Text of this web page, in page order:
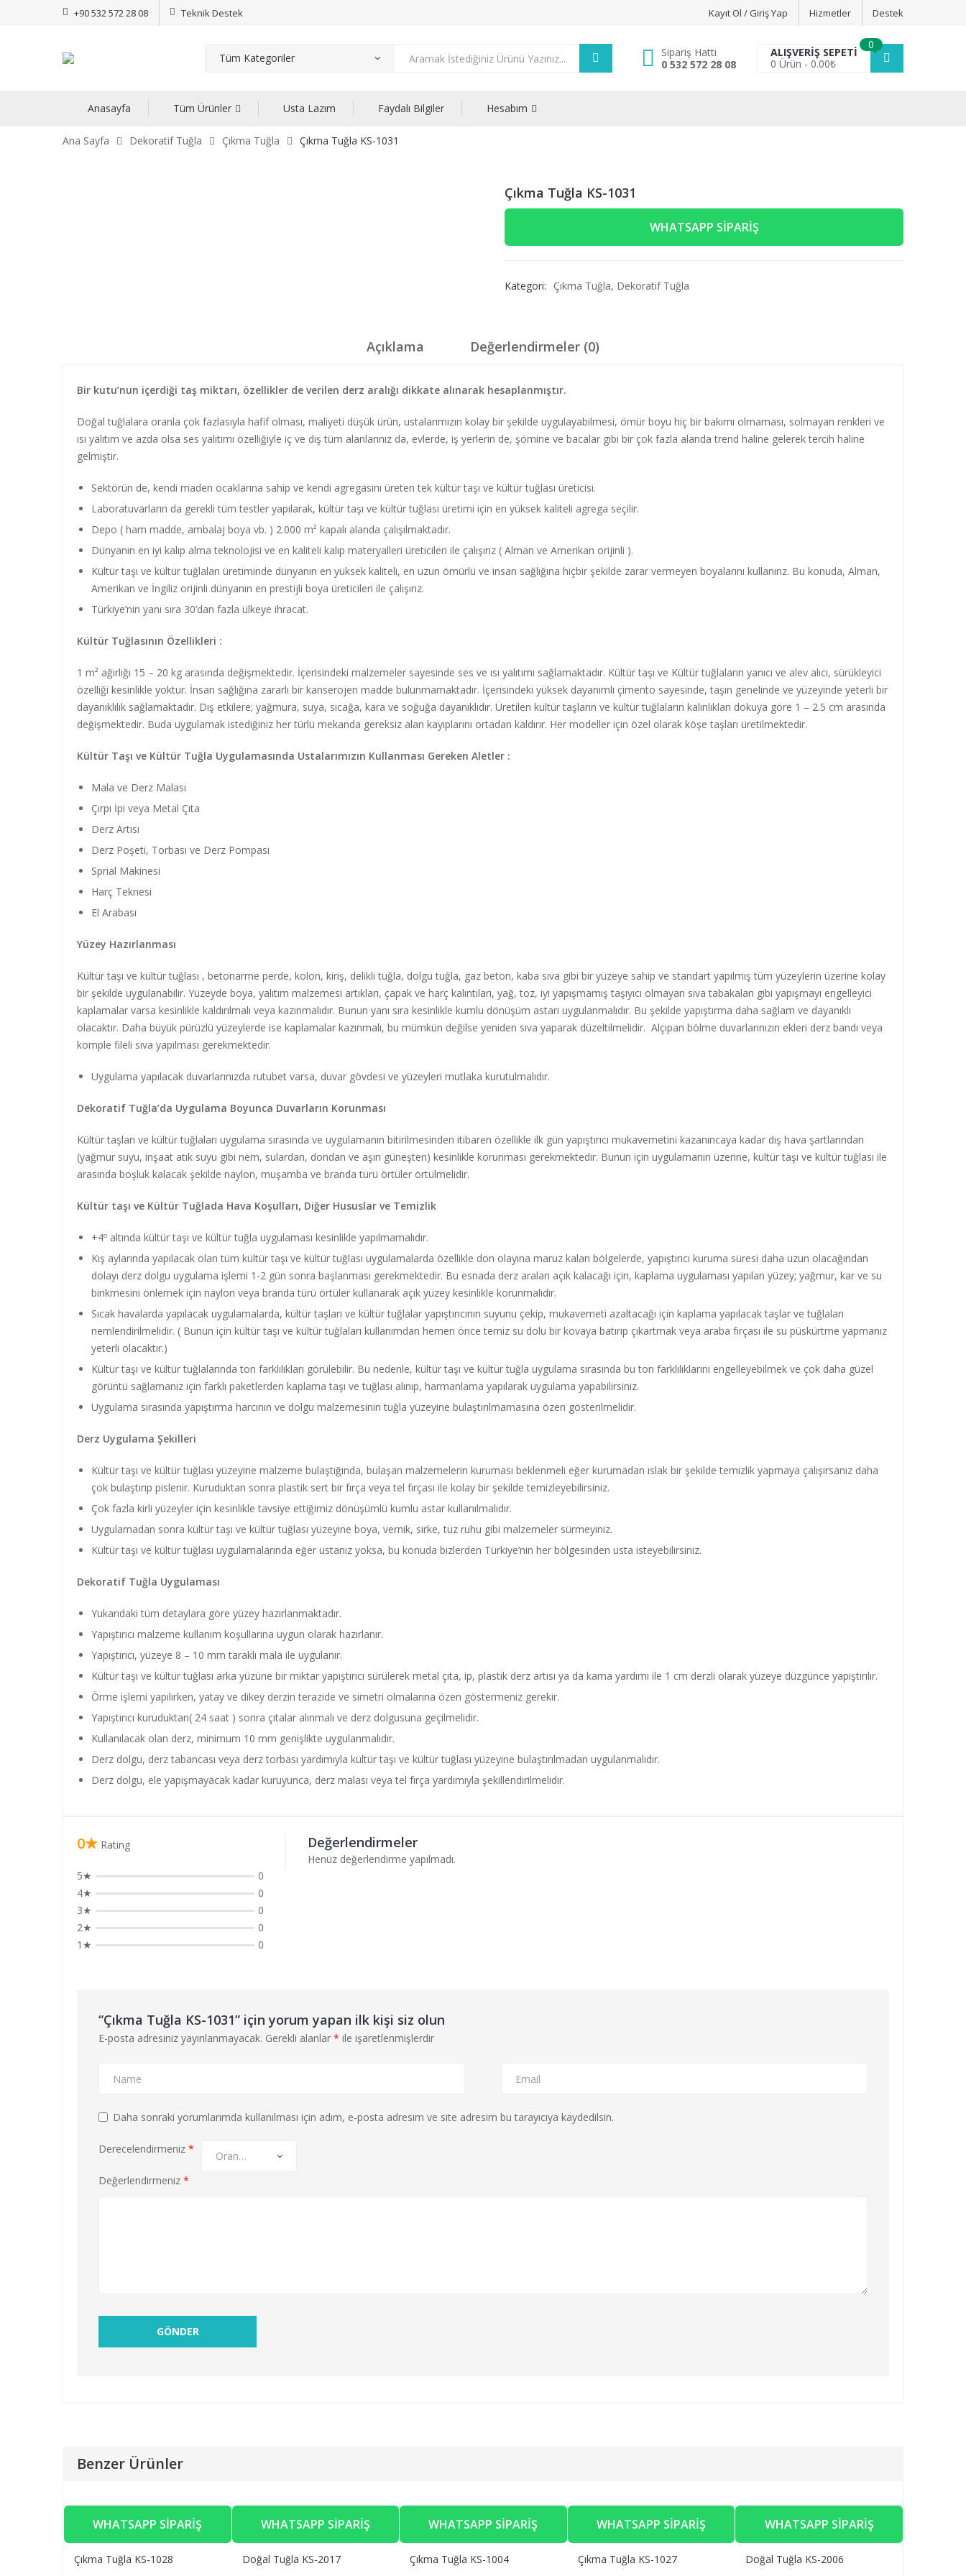
+90 532 572 28 08 Teknik Destek Kayıt Ol / Giriş Yap Hizmetler Destek
Sipariş Hattı
0 532 572 28 08
0
ALIŞVERIŞ SEPETI
0 Ürün - 0.00₺
Anasayfa Tüm Ürünler Usta Lazım Faydalı Bilgiler Hesabım
Ana Sayfa Dekoratif Tuğla Çıkma Tuğla Çıkma Tuğla KS-1031
Çıkma Tuğla KS-1031
WHATSAPP SIPARIŞ
Kategori: Çıkma Tuğla, Dekoratif Tuğla
Açıklama Değerlendirmeler (0)
Bir kutu’nun içerdiği taş miktarı, özellikler de verilen derz aralığı dikkate alınarak hesaplanmıştır.
Doğal tuğlalara oranla çok fazlasıyla hafif olması, maliyeti düşük ürün, ustalarımızın kolay bir şekilde uygulayabilmesi, ömür boyu hiç bir bakımı olmaması, solmayan renkleri ve
ısı yalıtım ve azda olsa ses yalıtımı özelliğiyle iç ve dış tüm alanlarınız da, evlerde, iş yerlerin de, şömine ve bacalar gibi bir çok fazla alanda trend haline gelerek tercih haline
gelmiştir.
Sektörün de, kendi maden ocaklarına sahip ve kendi agregasını üreten tek kültür taşı ve kültür tuğlası üreticisi.
Laboratuvarların da gerekli tüm testler yapılarak, kültür taşı ve kültür tuğlası üretimi için en yüksek kaliteli agrega seçilir.
Depo ( ham madde, ambalaj boya vb. ) 2.000 m² kapalı alanda çalışılmaktadır.
Dünyanın en iyi kalıp alma teknolojisi ve en kaliteli kalıp materyalleri üreticileri ile çalışırız ( Alman ve Amerikan orijinli ).
Kültür taşı ve kültür tuğlaları üretiminde dünyanın en yüksek kaliteli, en uzun ömürlü ve insan sağlığına hiçbir şekilde zarar vermeyen boyalarını kullanırız. Bu konuda, Alman,
Amerikan ve İngiliz orijinli dünyanın en prestijli boya üreticileri ile çalışırız.
Türkiye’nin yanı sıra 30’dan fazla ülkeye ihracat.
Kültür Tuğlasının Özellikleri :
1 m² ağırlığı 15 – 20 kg arasında değişmektedir. İçerisindeki malzemeler sayesinde ses ve ısı yalıtımı sağlamaktadır. Kültür taşı ve Kültür tuğlaların yanıcı ve alev alıcı, sürükleyici
özelliği kesinlikle yoktur. İnsan sağlığına zararlı bir kanserojen madde bulunmamaktadır. İçerisindeki yüksek dayanımlı çimento sayesinde, taşın genelinde ve yüzeyinde yeterli bir
dayanıklılık sağlamaktadır. Dış etkilere; yağmura, suya, sıcağa, kara ve soğuğa dayanıklıdır. Üretilen kültür taşların ve kültür tuğlaların kalınlıkları dokuya göre 1 – 2.5 cm arasında
değişmektedir. Buda uygulamak istediğiniz her türlü mekanda gereksiz alan kayıplarını ortadan kaldırır. Her modeller için özel olarak köşe taşları üretilmektedir.
Kültür Taşı ve Kültür Tuğla Uygulamasında Ustalarımızın Kullanması Gereken Aletler :
Mala ve Derz Malası
Çırpı İpi veya Metal Çıta
Derz Artısı
Derz Poşeti, Torbası ve Derz Pompası
Sprial Makinesi
Harç Teknesi
El Arabası
Yüzey Hazırlanması
Kültür taşı ve kültür tuğlası , betonarme perde, kolon, kiriş, delikli tuğla, dolgu tuğla, gaz beton, kaba sıva gibi bir yüzeye sahip ve standart yapılmış tüm yüzeylerin üzerine kolay
bir şekilde uygulanabilir. Yüzeyde boya, yalıtım malzemesi artıkları, çapak ve harç kalıntıları, yağ, toz, iyi yapışmamış taşıyıcı olmayan sıva tabakaları gibi yapışmayı engelleyici
kaplamalar varsa kesinlikle kaldırılmalı veya kazınmalıdır. Bunun yanı sıra kesinlikle kumlu dönüşüm astarı uygulanmalıdır. Bu şekilde yapıştırma daha sağlam ve dayanıklı
olacaktır. Daha büyük pürüzlü yüzeylerde ise kaplamalar kazınmalı, bu mümkün değilse yeniden sıva yaparak düzeltilmelidir. Alçıpan bölme duvarlarınızın ekleri derz bandı veya
komple fileli sıva yapılması gerekmektedir.
Uygulama yapılacak duvarlarınızda rutubet varsa, duvar gövdesi ve yüzeyleri mutlaka kurutulmalıdır.
Dekoratif Tuğla’da Uygulama Boyunca Duvarların Korunması
Kültür taşları ve kültür tuğlaları uygulama sırasında ve uygulamanın bitirilmesinden itibaren özellikle ilk gün yapıştırıcı mukavemetini kazanıncaya kadar dış hava şartlarından
(yağmur suyu, inşaat atık suyu gibi nem, sulardan, dondan ve aşırı güneşten) kesinlikle korunması gerekmektedir. Bunun için uygulamanın üzerine, kültür taşı ve kültür tuğlası ile
arasında boşluk kalacak şekilde naylon, muşamba ve branda türü örtüler örtülmelidir.
Kültür taşı ve Kültür Tuğlada Hava Koşulları, Diğer Hususlar ve Temizlik
+4º altında kültür taşı ve kültür tuğla uygulaması kesinlikle yapılmamalıdır.
Kış aylarında yapılacak olan tüm kültür taşı ve kültür tuğlası uygulamalarda özellikle don olayına maruz kalan bölgelerde, yapıştırıcı kuruma süresi daha uzun olacağından
dolayı derz dolgu uygulama işlemi 1-2 gün sonra başlanması gerekmektedir. Bu esnada derz araları açık kalacağı için, kaplama uygulaması yapılan yüzey; yağmur, kar ve su
birikmesini önlemek için naylon veya branda türü örtüler kullanarak açık yüzey kesinlikle korunmalıdır.
Sıcak havalarda yapılacak uygulamalarda, kültür taşları ve kültür tuğlalar yapıştırıcının suyunu çekip, mukavemeti azaltacağı için kaplama yapılacak taşlar ve tuğlaları
nemlendirilmelidir. ( Bunun için kültür taşı ve kültür tuğlaları kullanımdan hemen önce temiz su dolu bir kovaya batırıp çıkartmak veya araba fırçası ile su püskürtme yapmanız
yeterli olacaktır.)
Kültür taşı ve kültür tuğlalarında ton farklılıkları görülebilir. Bu nedenle, kültür taşı ve kültür tuğla uygulama sırasında bu ton farklılıklarını engelleyebilmek ve çok daha güzel
görüntü sağlamanız için farklı paketlerden kaplama taşı ve tuğlası alınıp, harmanlama yapılarak uygulama yapabilirsiniz.
Uygulama sırasında yapıştırma harcının ve dolgu malzemesinin tuğla yüzeyine bulaştırılmamasına özen gösterilmelidir.
Derz Uygulama Şekilleri
Kültür taşı ve kültür tuğlası yüzeyine malzeme bulaştığında, bulaşan malzemelerin kuruması beklenmeli eğer kurumadan ıslak bir şekilde temizlik yapmaya çalışırsanız daha
çok bulaştırıp pislenir. Kuruduktan sonra plastik sert bir fırça veya tel fırçası ile kolay bir şekilde temizleyebilirsiniz.
Çok fazla kirli yüzeyler için kesinlikle tavsiye ettiğimiz dönüşümlü kumlu astar kullanılmalıdır.
Uygulamadan sonra kültür taşı ve kültür tuğlası yüzeyine boya, vernik, sirke, tuz ruhu gibi malzemeler sürmeyiniz.
Kültür taşı ve kültür tuğlası uygulamalarında eğer ustanız yoksa, bu konuda bizlerden Türkiye’nin her bölgesinden usta isteyebilirsiniz.
Dekoratif Tuğla Uygulaması
Yukarıdaki tüm detaylara göre yüzey hazırlanmaktadır.
Yapıştırıcı malzeme kullanım koşullarına uygun olarak hazırlanır.
Yapıştırıcı, yüzeye 8 – 10 mm taraklı mala ile uygulanır.
Kültür taşı ve kültür tuğlası arka yüzüne bir miktar yapıştırıcı sürülerek metal çıta, ip, plastik derz artısı ya da kama yardımı ile 1 cm derzli olarak yüzeye düzgünce yapıştırılır.
Örme işlemi yapılırken, yatay ve dikey derzin terazide ve simetri olmalarına özen göstermeniz gerekir.
Yapıştırıcı kuruduktan( 24 saat ) sonra çıtalar alınmalı ve derz dolgusuna geçilmelidir.
Kullanılacak olan derz, minimum 10 mm genişlikte uygulanmalıdır.
Derz dolgu, derz tabancası veya derz torbası yardımıyla kültür taşı ve kültür tuğlası yüzeyine bulaştırılmadan uygulanmalıdır.
Derz dolgu, ele yapışmayacak kadar kuruyunca, derz malası veya tel fırça yardımıyla şekillendirilmelidir.
0★ Rating
5★
0
4★
0
3★
0
2★
0
1★
0
Değerlendirmeler
Henüz değerlendirme yapılmadı.
“Çıkma Tuğla KS-1031” için yorum yapan ilk kişi siz olun
E-posta adresiniz yayınlanmayacak. Gerekli alanlar * ile işaretlenmişlerdir
Daha sonraki yorumlarımda kullanılması için adım, e-posta adresim ve site adresim bu tarayıcıya kaydedilsin.
Derecelendirmeniz *
Değerlendirmeniz *
Benzer Ürünler
WHATSAPP SIPARIŞ
Çıkma Tuğla KS-1028
WHATSAPP SIPARIŞ
Doğal Tuğla KS-2017
WHATSAPP SIPARIŞ
Çıkma Tuğla KS-1004
WHATSAPP SIPARIŞ
Çıkma Tuğla KS-1027
WHATSAPP SIPARIŞ
Doğal Tuğla KS-2006